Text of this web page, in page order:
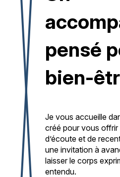
pensé
bien-
Je vous accueille
créé pour vous offrir
d’écoute et de
une invitation à
laisser le corps
entendu.